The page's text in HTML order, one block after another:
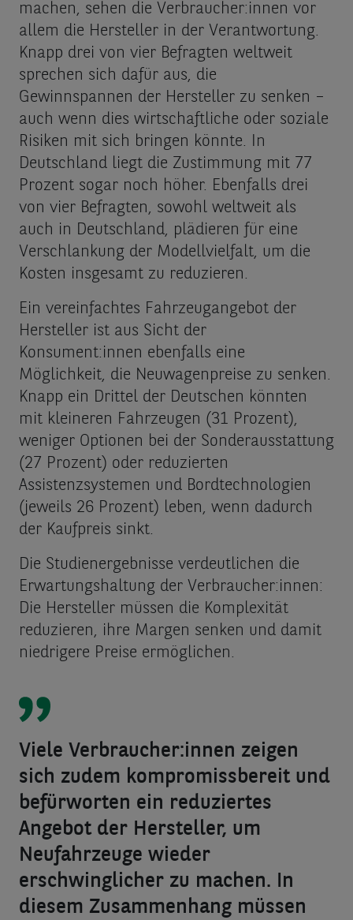
machen, sehen die Verbraucher:innen vor
allem die Hersteller in der Verantwortung.
Knapp drei von vier Befragten weltweit
sprechen sich dafür aus, die
Gewinnspannen der Hersteller zu senken –
auch wenn dies wirtschaftliche oder soziale
Risiken mit sich bringen könnte. In
Deutschland liegt die Zustimmung mit 77
Prozent sogar noch höher. Ebenfalls drei
von vier Befragten, sowohl weltweit als
auch in Deutschland, plädieren für eine
Verschlankung der Modellvielfalt, um die
Kosten insgesamt zu reduzieren.
Ein vereinfachtes Fahrzeugangebot der
Hersteller ist aus Sicht der
Konsument:innen ebenfalls eine
Möglichkeit, die Neuwagenpreise zu senken.
Knapp ein Drittel der Deutschen könnten
mit kleineren Fahrzeugen (31 Prozent),
weniger Optionen bei der Sonderausstattung
(27 Prozent) oder reduzierten
Assistenzsystemen und Bordtechnologien
(jeweils 26 Prozent) leben, wenn dadurch
der Kaufpreis sinkt.
Die Studienergebnisse verdeutlichen die
Erwartungshaltung der Verbraucher:innen:
Die Hersteller müssen die Komplexität
reduzieren, ihre Margen senken und damit
niedrigere Preise ermöglichen.
Viele Verbraucher:innen zeigen
sich zudem kompromissbereit und
befürworten ein reduziertes
Angebot der Hersteller, um
Neufahrzeuge wieder
erschwinglicher zu machen. In
diesem Zusammenhang müssen